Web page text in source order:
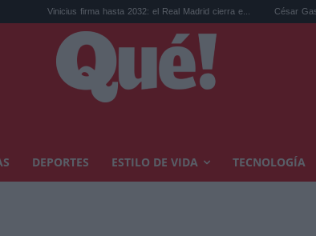
firma hasta 2032: el Real Madrid cierra e... César Gastélum, el
DEPORTES ESTILO DE VIDA TECNOLOGÍA